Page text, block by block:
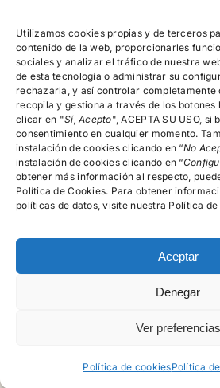
Utilizamos cookies propias y de terceros
contenido de la web, proporcionarles
sociales y analizar el tráfico de nuestra
de esta tecnología o administrar su
rechazarla, y así controlar completamente
recopila y gestiona a través de los botones
clicar en "Sí, Acepto", ACEPTA SU USO,
consentimiento en cualquier momento.
instalación de cookies clicando en “No
instalación de cookies clicando en “
obtener más información al respecto,
Política de Cookies. Para obtener
políticas de datos, visite nuestra Política
Aceptar
Denegar
Ver preferencias
Política de cookiesPolítica
Encuéntranos!
615.996.522
C/Rector Lucena, Nº 15-19,
reservados